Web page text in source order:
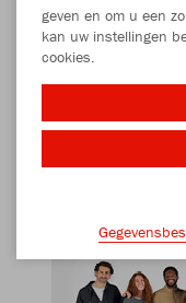
geven en om u een
kan uw instellingen
cookies.